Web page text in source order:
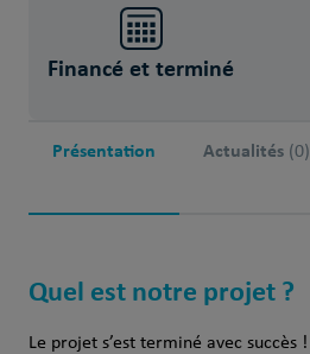
Financé et terminé
Présentation Actualités (0)
Quel est notre projet ?
Le projet s’est terminé avec succès !